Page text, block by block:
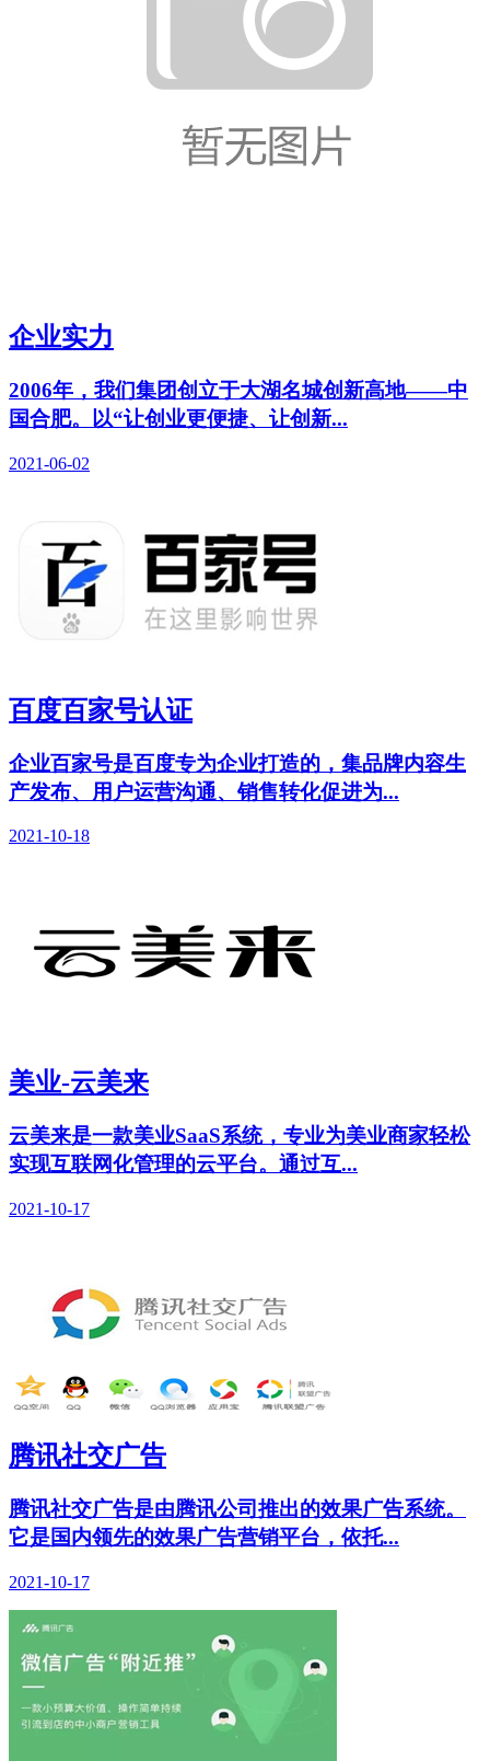
企业实力
2006年，我们集团创立于大湖名城创新高地——中
国合肥。以“让创业更便捷、让创新...
2021-06-02
百度百家号认证
企业百家号是百度专为企业打造的，集品牌内容生
产发布、用户运营沟通、销售转化促进为...
2021-10-18
美业-云美来
云美来是一款美业SaaS系统，专业为美业商家轻松
实现互联网化管理的云平台。通过互...
2021-10-17
腾讯社交广告
腾讯社交广告是由腾讯公司推出的效果广告系统。
它是国内领先的效果广告营销平台，依托...
2021-10-17